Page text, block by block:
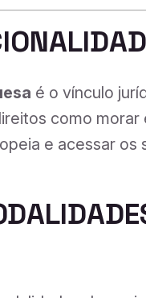
é o vínculo
como
e acessar